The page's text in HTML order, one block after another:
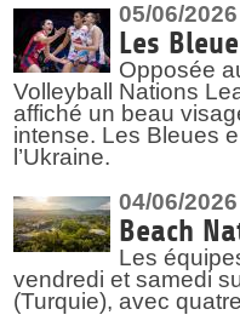
05/06/2026
Les
Opposée
Volleyball Nations
affiché un beau
intense. Les Bleues
l’Ukraine.
04/06/2026
Beach
Les
vendredi et samedi
(Turquie), avec